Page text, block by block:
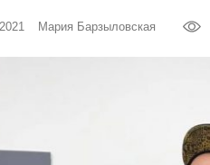
Мария Барзыловская